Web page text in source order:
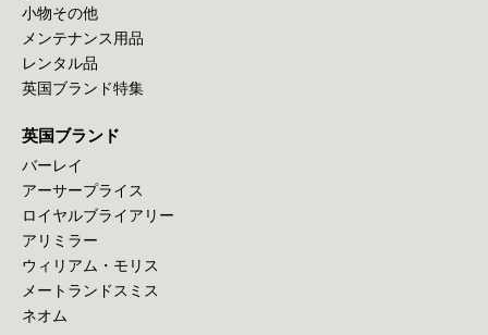
小物その他
メンテナンス用品
レンタル品
英国ブランド特集
英国ブランド
バーレイ
アーサープライス
ロイヤルブライアリー
アリミラー
ウィリアム・モリス
メートランドスミス
ネオム